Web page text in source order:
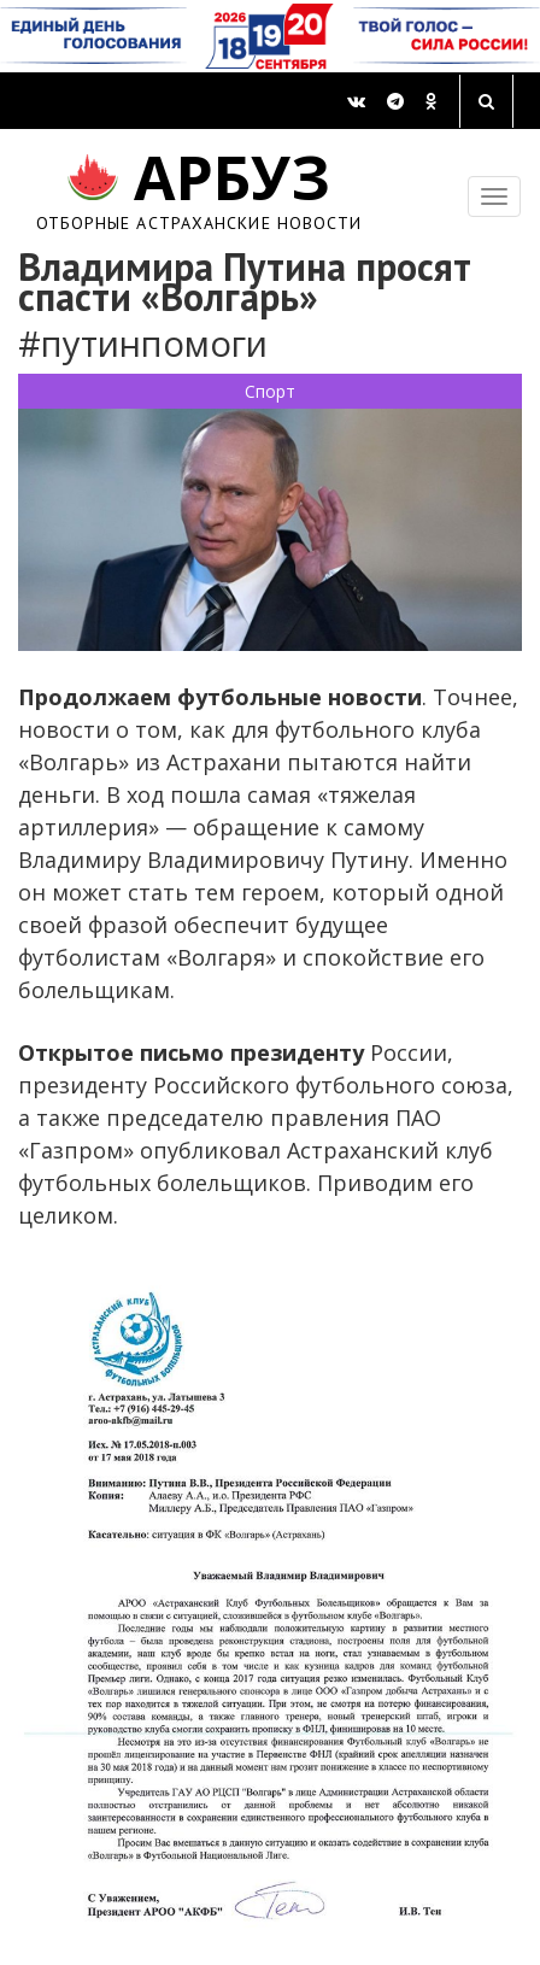
АРБУЗ
ОТБОРНЫЕ АСТРАХАНСКИЕ НОВОСТИ
Владимира Путина просят
спасти «Волгарь»
#путинпомоги
Спорт
Продолжаем футбольные новости. Точнее,
новости о том, как для футбольного клуба
«Волгарь» из Астрахани пытаются найти
деньги. В ход пошла самая «тяжелая
артиллерия» — обращение к самому
Владимиру Владимировичу Путину. Именно
он может стать тем героем, который одной
своей фразой обеспечит будущее
футболистам «Волгаря» и спокойствие его
болельщикам.
Открытое письмо президентуРоссии,
президенту Российского футбольного союза,
а также председателю правления ПАО
«Газпром» опубликовал Астраханский клуб
футбольных болельщиков. Приводим его
целиком.